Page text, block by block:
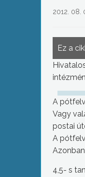
2012. 08.
Ez a
A
Vagy
postai
A
4,5- s